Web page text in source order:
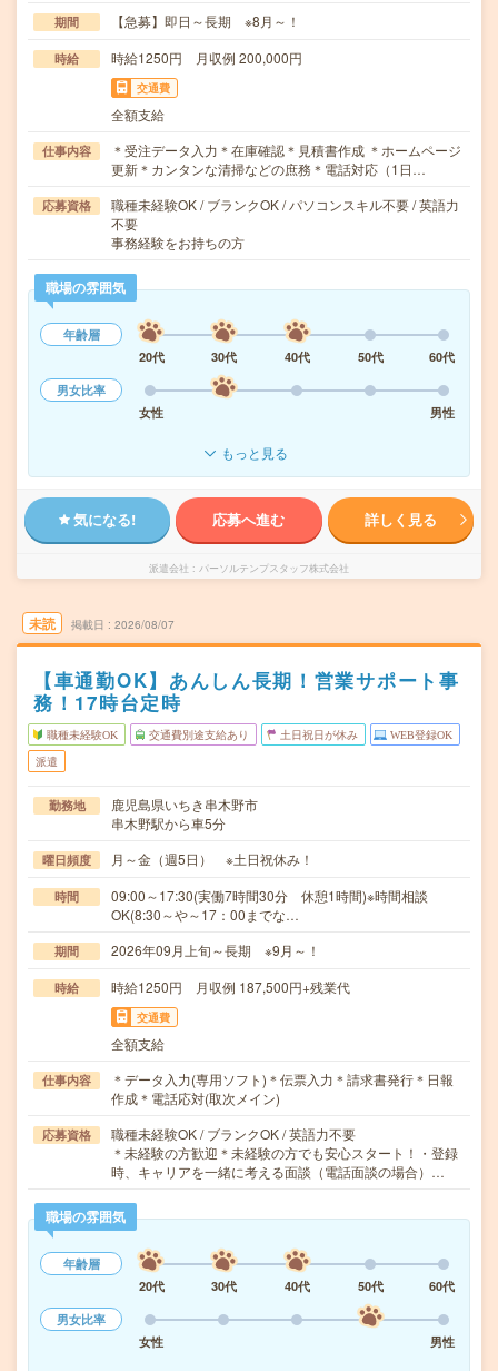
期間 【急募】即日～長期 ※8月～！
時給 時給1250円 月収例 200,000円
交通費
全額支給
仕事内容
＊受注データ入力＊在庫確認＊見積書作成 ＊ホームページ
更新＊カンタンな清掃などの庶務＊電話対応（1日…
応募資格
職種未経験OK / ブランクOK / パソコンスキル不要 / 英語力
不要
事務経験をお持ちの方
職場の雰囲気
年齢層
20代
30代 40代 50代
60代
男女比率
女性
男性
もっと見る
気になる! 応募へ進む 詳しく見る
派遣会社 パーソルテンプスタッフ株式会社
未読 掲載日 2026/08/07
【車通勤OK】あんしん長期！営業サポート事
務！17時台定時
職種未経験OK 交通費別途支給あり 土日祝日が休み WEB登録OK
派遣
勤務地
鹿児島県いちき串木野市
串木野駅から車5分
曜日頻度 月～金（週5日） ※土日祝休み！
時間
09:00～17:30(実働7時間30分 休憩1時間)※時間相談
OK(8:30～や～17：00までな…
期間 2026年09月上旬～長期 ※9月～！
時給 時給1250円 月収例 187,500円+残業代
交通費
全額支給
仕事内容
＊データ入力(専用ソフト)＊伝票入力＊請求書発行＊日報
作成＊電話応対(取次メイン)
応募資格
職種未経験OK / ブランクOK / 英語力不要
＊未経験の方歓迎＊未経験の方でも安心スタート！・登録
時、キャリアを一緒に考える面談（電話面談の場合）…
職場の雰囲気
年齢層
20代
30代 40代 50代
60代
男女比率
女性
男性